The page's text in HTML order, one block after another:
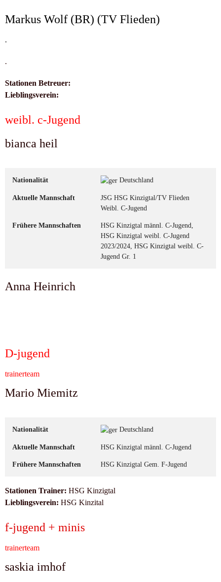
Markus Wolf (BR) (TV Flieden)
.
.
Stationen Betreuer:
Lieblingsverein:
weibl. c-Jugend
bianca heil
Nationalität Deutschland
Aktuelle Mannschaft
JSG HSG Kinzigtal/TV Flieden
Weibl. C-Jugend
Frühere Mannschaften
HSG Kinzigtal männl. C-Jugend,
HSG Kinzigtal weibl. C-Jugend
2023/2024, HSG Kinzigtal weibl. C-
Jugend Gr. 1
Anna Heinrich
D-jugend
trainerteam
Mario Miemitz
Nationalität Deutschland
Aktuelle Mannschaft HSG Kinzigtal männl. C-Jugend
Frühere Mannschaften HSG Kinzigtal Gem. F-Jugend
Stationen Trainer: HSG Kinzigtal
Lieblingsverein: HSG Kinzital
f-jugend + minis
trainerteam
saskia imhof